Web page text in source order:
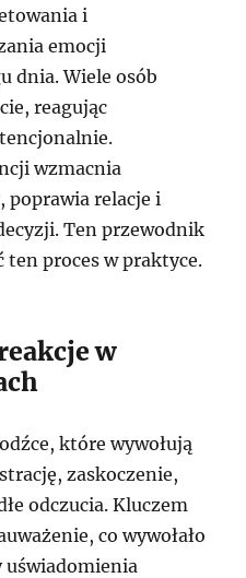
i
emocji
dnia. Wiele osób
reagując
wzmacnia
poprawia relacje i
Ten przewodnik
ten proces w praktyce.
w
które wywołują
zaskoczenie,
odczucia. Kluczem
co wywołało
uświadomienia